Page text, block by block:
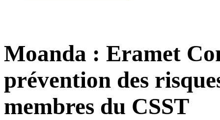
Moanda : Eramet
prévention des
membres du CSST